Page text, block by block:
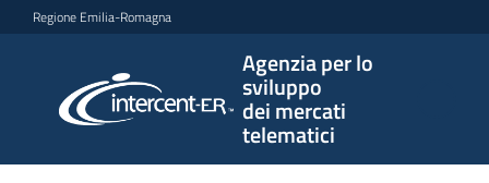
Vai al contenuto
Vai alla navigazione
Vai al footer
Regione Emilia-Romagna
Agenzia per lo
sviluppo
dei mercati
telematici
per lo
sviluppo